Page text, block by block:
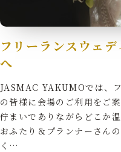
フリーランスウェ
へ
JASMAC YAKUMOでは、
の皆様に会場のご利用をご
佇まいでありながらどこか
おふたり＆プランナーさん
く…